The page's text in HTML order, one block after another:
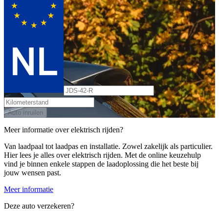
Auto inruilen
Meer informatie over elektrisch rijden?
Van laadpaal tot laadpas en installatie. Zowel zakelijk als particulier.
Hier lees je alles over elektrisch rijden. Met de online keuzehulp
vind je binnen enkele stappen de laadoplossing die het beste bij
jouw wensen past.
Meer informatie
Deze auto verzekeren?